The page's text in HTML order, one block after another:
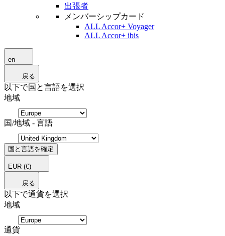
出張者
メンバーシップカード
ALL Accor+ Voyager
ALL Accor+ ibis
en
戻る
以下で国と言語を選択
地域
国/地域 - 言語
国と言語を確定
EUR (€)
戻る
以下で通貨を選択
地域
通貨